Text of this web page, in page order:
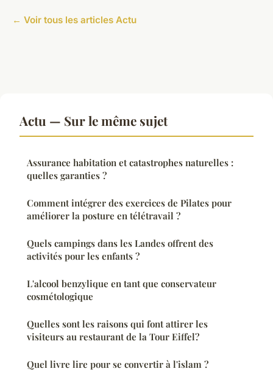
← Voir tous les articles Actu
Actu — Sur le même sujet
Assurance habitation et catastrophes naturelles :
quelles garanties ?
Comment intégrer des exercices de Pilates pour
améliorer la posture en télétravail ?
Quels campings dans les Landes offrent des
activités pour les enfants ?
L'alcool benzylique en tant que conservateur
cosmétologique
Quelles sont les raisons qui font attirer les
visiteurs au restaurant de la Tour Eiffel?
Quel livre lire pour se convertir à l'islam ?